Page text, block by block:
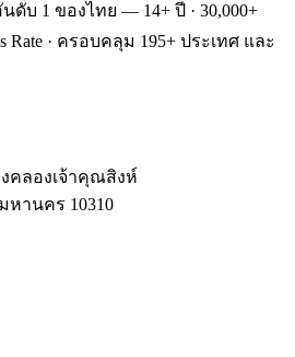
บ 1 ของไทย — 14+ ปี · 30,000+
Rate · ครอบคลุม 195+ ประเทศ และ
คลองเจ้าคุณสิงห์
หานคร 10310